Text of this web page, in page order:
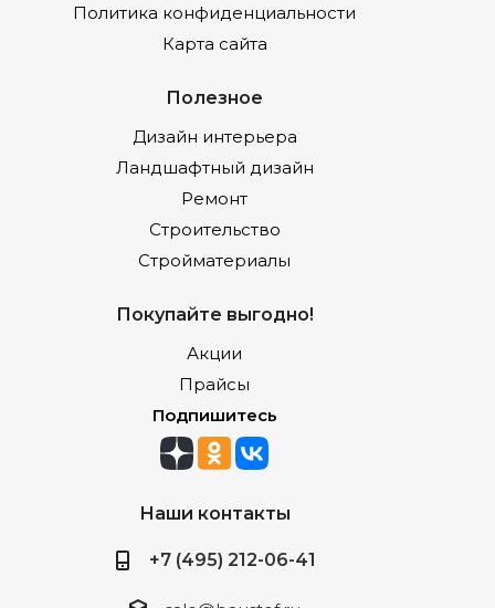
Политика конфиденциальности
Карта сайта
Полезное
Дизайн интерьера
Ландшафтный дизайн
Ремонт
Строительство
Стройматериалы
Покупайте выгодно!
Акции
Прайсы
Подпишитесь
Наши контакты
+7 (495) 212-06-41